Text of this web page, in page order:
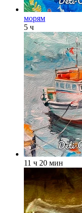
морям
5 ч
11 ч 20 мин